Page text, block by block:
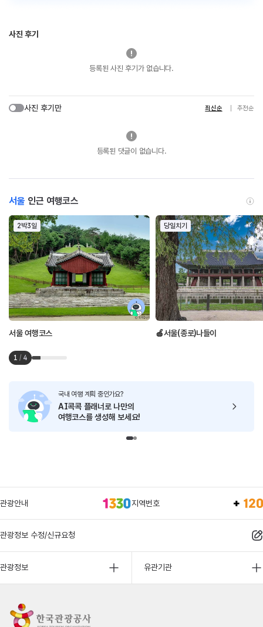
사진 후기
등록된 사진 후기가 없습니다.
사진 후기만 최신순 추천순
등록된 댓글이 없습니다.
서울 인근 여행코스
2박3일
서울 여행코스
당일치기
🍎서울(종로)나들이
1 / 4
국내 여행 계획 중인가요?
AI콕콕 플래너로 나만의
여행코스를 생성해 보세요!
관광안내 지역번호
관광정보 수정/신규요청
관광정보 유관기관